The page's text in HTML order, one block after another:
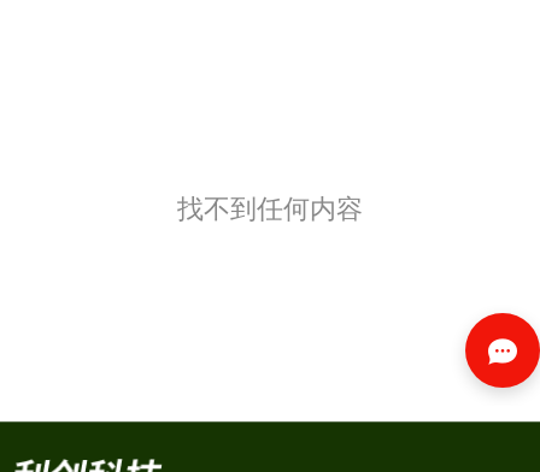
找不到任何内容